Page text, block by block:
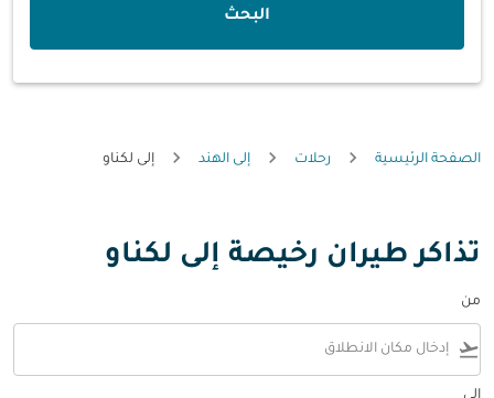
البحث
الصفحة الرئيسية رحلات إلى الهند إلى لكناو
تذاكر طيران رخيصة إلى لكناو
من
flight_takeoff